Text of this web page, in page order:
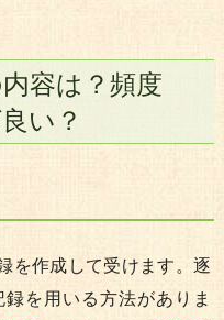
容は？頻度
い？
を作成して受けます。逐
を用いる方法がありま